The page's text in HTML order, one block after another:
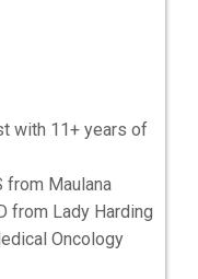
with 11+ years of
from Maulana
from Lady Harding
Oncology